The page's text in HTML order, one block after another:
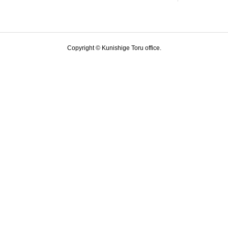
Copyright © Kunishige Toru office.